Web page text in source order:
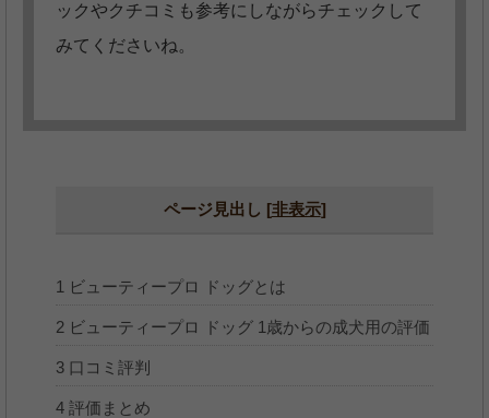
ックやクチコミも参考にしながらチェックして
みてくださいね。
ページ見出し [非表示]
1 ビューティープロ ドッグとは
2 ビューティープロ ドッグ 1歳からの成犬用の評価
3 口コミ評判
4 評価まとめ